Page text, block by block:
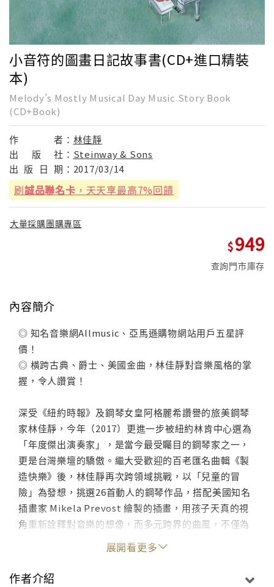
小音符的圖畫日記故事書(CD+進口精裝
本)
Melody's Mostly Musical Day Music Story Book
(CD+Book)
作 者： 林佳靜
出
版 社： Steinway & Sons
出 版 日 期： 2017/03/14
刷誠品聯名卡 ，天天享最高7%回饋
大量採購團購專區
949
查詢門市庫存
內容簡介
◎ 知名音樂網Allmusic、亞馬遜購物網站用戶五星評
價！
◎ 橫跨古典、爵士、美國金曲，林佳靜對音樂風格的掌
握，令人讚賞！
深受《紐約時報》及鋼琴女皇阿格麗希讚譽的旅美鋼琴
家林佳靜，今年（2017）更進一步被紐約林肯中心選為
「年度傑出演奏家」，是當今最受矚目的鋼琴家之一，
更是台灣樂壇的驕傲。繼大受歡迎的百老匯名曲輯《製
造快樂》後，林佳靜再次跨領域挑戰，以「兒童的冒
險」為發想，挑選26首動人的鋼琴作品，搭配美國知名
插畫家 Mikela Prevost 繪製的插畫，用孩子天真的視
角重新詮釋對音樂的想像，而多元跨界的曲風，不僅為
聽眾帶來十足的趣味性，搭配繪畫與故事，生動描繪出
孩童對世界的好奇心，讓樂迷在聆聽的同時，彷彿也用
音符重溫童年的純真與美麗。
展開看更多
作者介紹